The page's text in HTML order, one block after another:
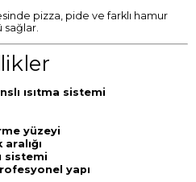
pizza, pide ve farklı hamur
ısıtma sistemi
yüzeyi
aralığı
sistemi
yapı